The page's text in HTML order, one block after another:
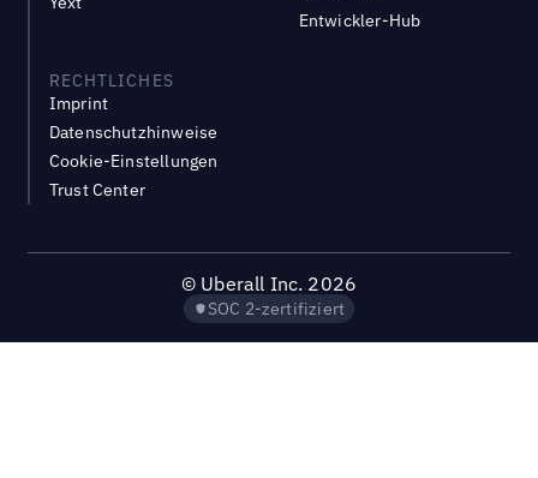
Entwickler-Hub
RECHTLICHES
Imprint
Datenschutzhinweise
Cookie-Einstellungen
Trust Center
© Uberall Inc. 2026
SOC 2-zertifiziert